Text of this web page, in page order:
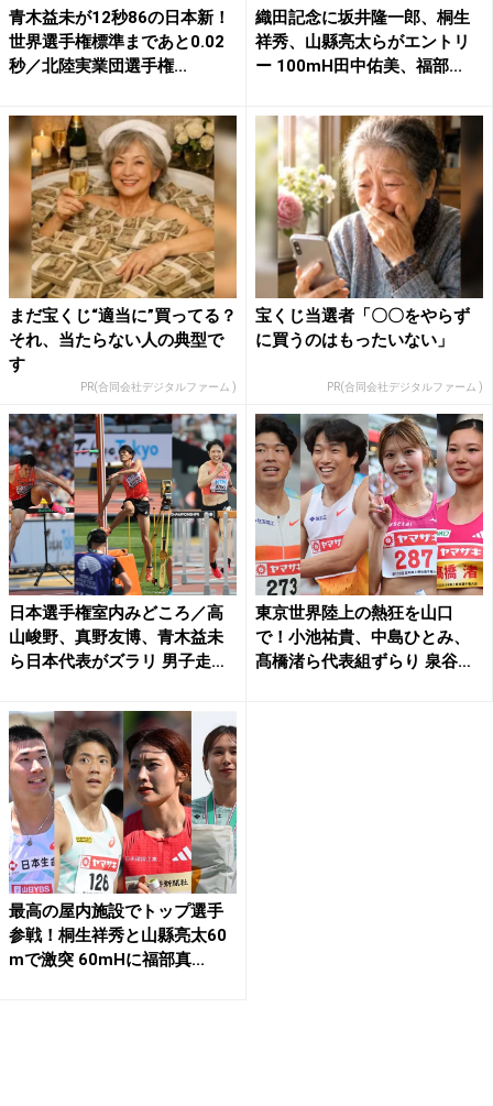
青木益未が12秒86の日本新！
世界選手権標準まであと0.02
秒／北陸実業団選手権...
織田記念に坂井隆一郎、桐生
祥秀、山縣亮太らがエントリ
ー 100mH田中佑美、福部...
まだ宝くじ“適当に”買ってる？
それ、当たらない人の典型で
す
PR(合同会社デジタルファーム )
宝くじ当選者「〇〇をやらず
に買うのはもったいない」
PR(合同会社デジタルファーム )
日本選手権室内みどころ／高
山峻野、真野友博、青木益未
ら日本代表がズラリ 男子走
東京世界陸上の熱狂を山口
で！小池祐貴、中島ひとみ、
髙橋渚ら代表組ずらり 泉谷駿
最高の屋内施設でトップ選手
参戦！桐生祥秀と山縣亮太60
mで激突 60mHに福部真...